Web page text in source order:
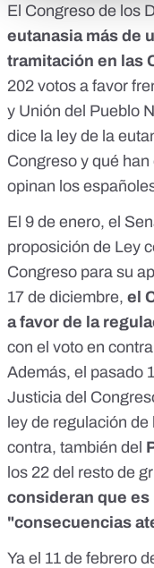
El Congreso de los
eutanasia más de
tramitación en las
202 votos a favor
y Unión del Pueblo
dice la ley de la
Congreso y qué
opinan los
El 9 de enero, el
proposición de Ley
Congreso para su
17 de diciembre, el
a favor de la
con el voto en
Además, el pasado
Justicia del
ley de regulación
contra, también del
los 22 del resto de
consideran que es
"consecuencias
Ya el 11 de febrero